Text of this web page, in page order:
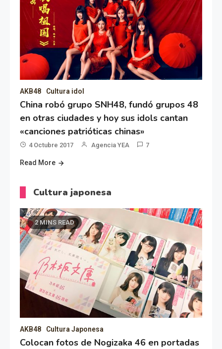
AKB48 Cultura idol
China robó grupo SNH48, fundó grupos 48
en otras ciudades y hoy sus idols cantan
«canciones patrióticas chinas»
4 Octubre 2017 Agencia YEA 7
Read More
Cultura japonesa
2 MINS READ
AKB48 Cultura Japonesa
Colocan fotos de Nogizaka 46 en portadas